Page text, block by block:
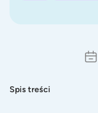
Spis treści